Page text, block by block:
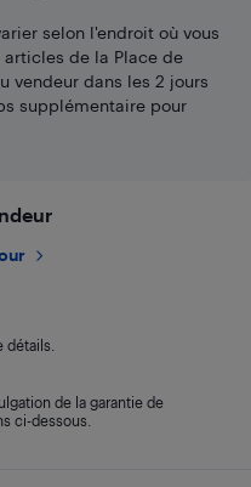
selon l'endroit où vous
de la Place de
vendeur dans les 2 jours
supplémentaire pour
de la garantie de
ci-dessous.